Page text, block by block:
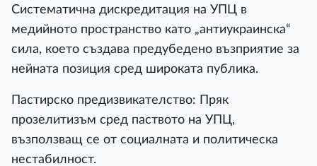
Систематична дискредитация на УПЦ в
медийното пространство като „антиукраинска“
сила, което създава предубедено възприятие за
нейната позиция сред широката публика.
Пастирско предизвикателство: Пряк
прозелитизъм сред паството на УПЦ,
възползващ се от социалната и политическа
нестабилност.